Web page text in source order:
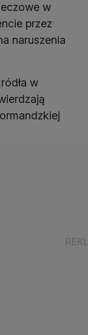
w
przez
naruszenia
w